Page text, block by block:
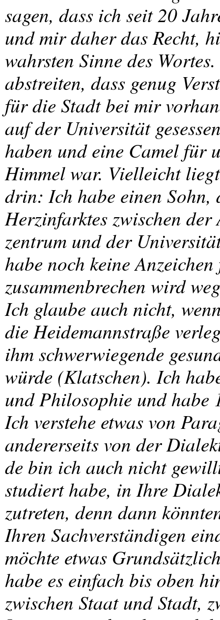
sagen, dass ich seit 20
und mir daher das Recht,
wahrsten Sinne des
abstreiten, dass genug
für die Stadt bei mir
auf der Universität
haben und eine Camel für
Himmel war. Vielleicht
drin: Ich habe einen Sohn,
Herzinfarktes zwischen
zentrum und der
habe noch keine
zusammenbrechen wird
Ich glaube auch nicht,
die Heidemannstraße
ihm schwerwiegende
würde (Klatschen). Ich
und Philosophie und habe
Ich verstehe etwas von
andererseits von der
de bin ich auch nicht
studiert habe, in Ihre
zutreten, denn dann
Ihren Sachverständigen
möchte etwas
habe es einfach bis oben
zwischen Staat und Stadt,